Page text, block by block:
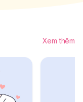
Xem thêm